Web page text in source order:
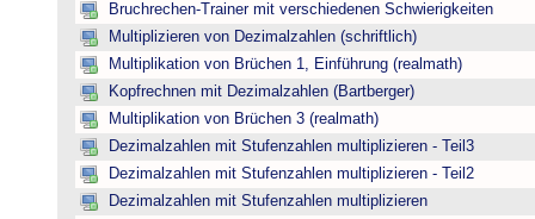
Bruchrechen-Trainer mit verschiedenen Schwierigkeiten
Multiplizieren von Dezimalzahlen (schriftlich)
Multiplikation von Brüchen 1, Einführung (realmath)
Kopfrechnen mit Dezimalzahlen (Bartberger)
Multiplikation von Brüchen 3 (realmath)
Dezimalzahlen mit Stufenzahlen multiplizieren - Teil3
Dezimalzahlen mit Stufenzahlen multiplizieren - Teil2
Dezimalzahlen mit Stufenzahlen multiplizieren